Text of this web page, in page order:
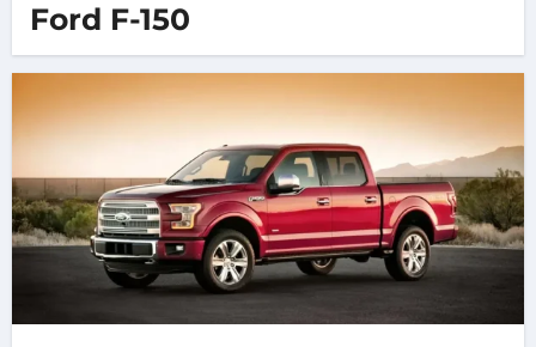
Ford F-150